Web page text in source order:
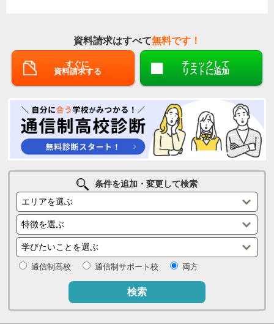
資料請求はすべて無料です！
すぐに
資料請求する
チェックして
リストに追加
条件を追加・変更して検索
通信制高校 通信制サポート校 両方
検索